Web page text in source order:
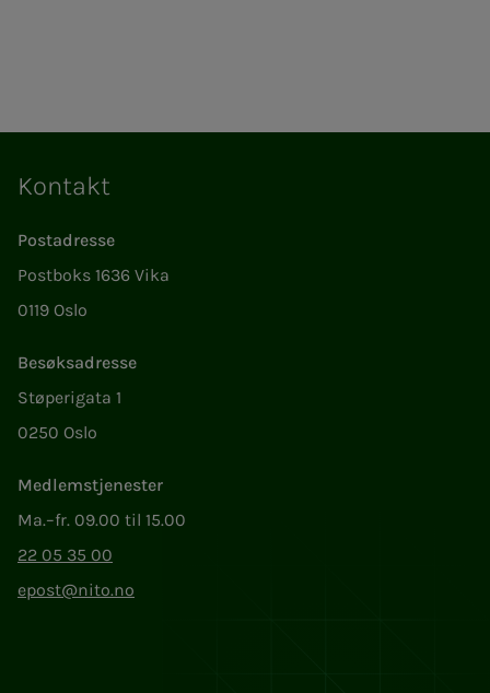
Kontakt
Postadresse
Postboks 1636 Vika
0119 Oslo
Besøksadresse
Støperigata 1
0250 Oslo
Medlemstjenester
Ma.–fr. 09.00 til 15.00
22 05 35 00
epost@nito.no